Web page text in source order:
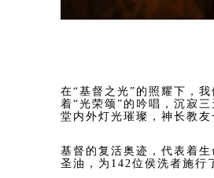
在“基督之光”的照耀下，
着“光荣颂”的吟唱，沉寂
堂内外灯光璀璨，神长教友
基督的复活奥迹，代表着生
圣油，为142位侯洗者施行